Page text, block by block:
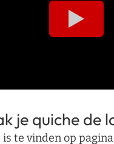
je quiche de
te vinden op pagina